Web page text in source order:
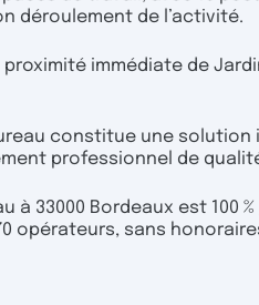
déroulement de l’activité.
immédiate de
constitue une
professionnel de
à 33000 Bordeaux est 100
opérateurs, sans